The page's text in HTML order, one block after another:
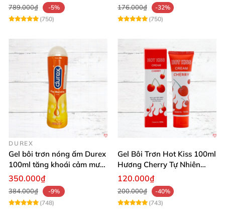
789.000₫
-5%
(750)
176.000₫
-32%
(750)
DUREX
Gel bôi trơn nóng ấm Durex
100ml tăng khoái cảm mượt
mà
350.000₫
384.000₫
-9%
(748)
Gel Bôi Trơn Hot Kiss 100ml
Hương Cherry Tự Nhiên
Mượt Mà
120.000₫
200.000₫
-40%
(743)